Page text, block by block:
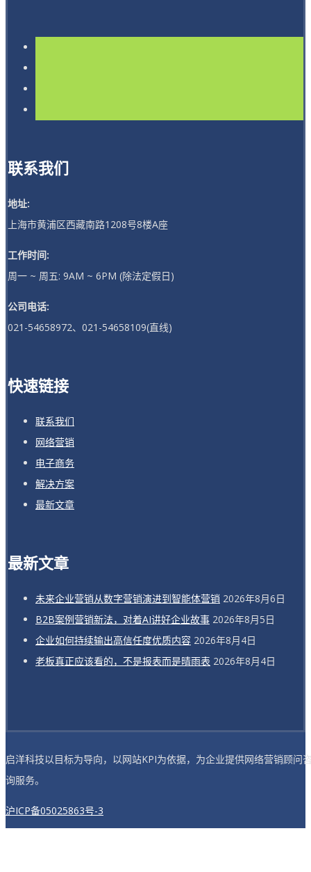
联系我们
地址:
上海市黄浦区西藏南路1208号8楼A座
工作时间:
周一 ~ 周五: 9AM ~ 6PM (除法定假日)
公司电话:
021-54658972、021-54658109(直线)
快速链接
联系我们
网络营销
电子商务
解决方案
最新文章
最新文章
未来企业营销从数字营销演进到智能体营销 2026年8月6日
B2B案例营销新法，对着AI讲好企业故事 2026年8月5日
企业如何持续输出高信任度优质内容 2026年8月4日
老板真正应该看的，不是报表而是晴雨表 2026年8月4日
启洋科技以目标为导向，以网站KPI为依据，为企业提供网络营销顾问
询服务。
沪ICP备05025863号-3